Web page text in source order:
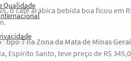
Qualidade
o café arábica bebida boa ficou em
tipo 7 na Zona da Mata de Minas
Espírito Santo, teve preço de R$